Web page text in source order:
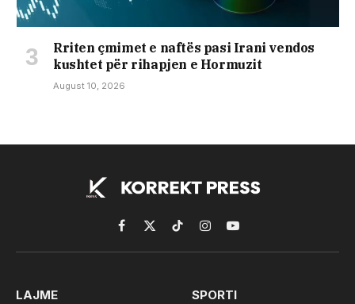
Rriten çmimet e naftës pasi Irani vendos
kushtet për rihapjen e Hormuzit
August 10, 2026
Facebook
X
(Twitter)
TikTokInstagramYouTube
LAJME SPORTI